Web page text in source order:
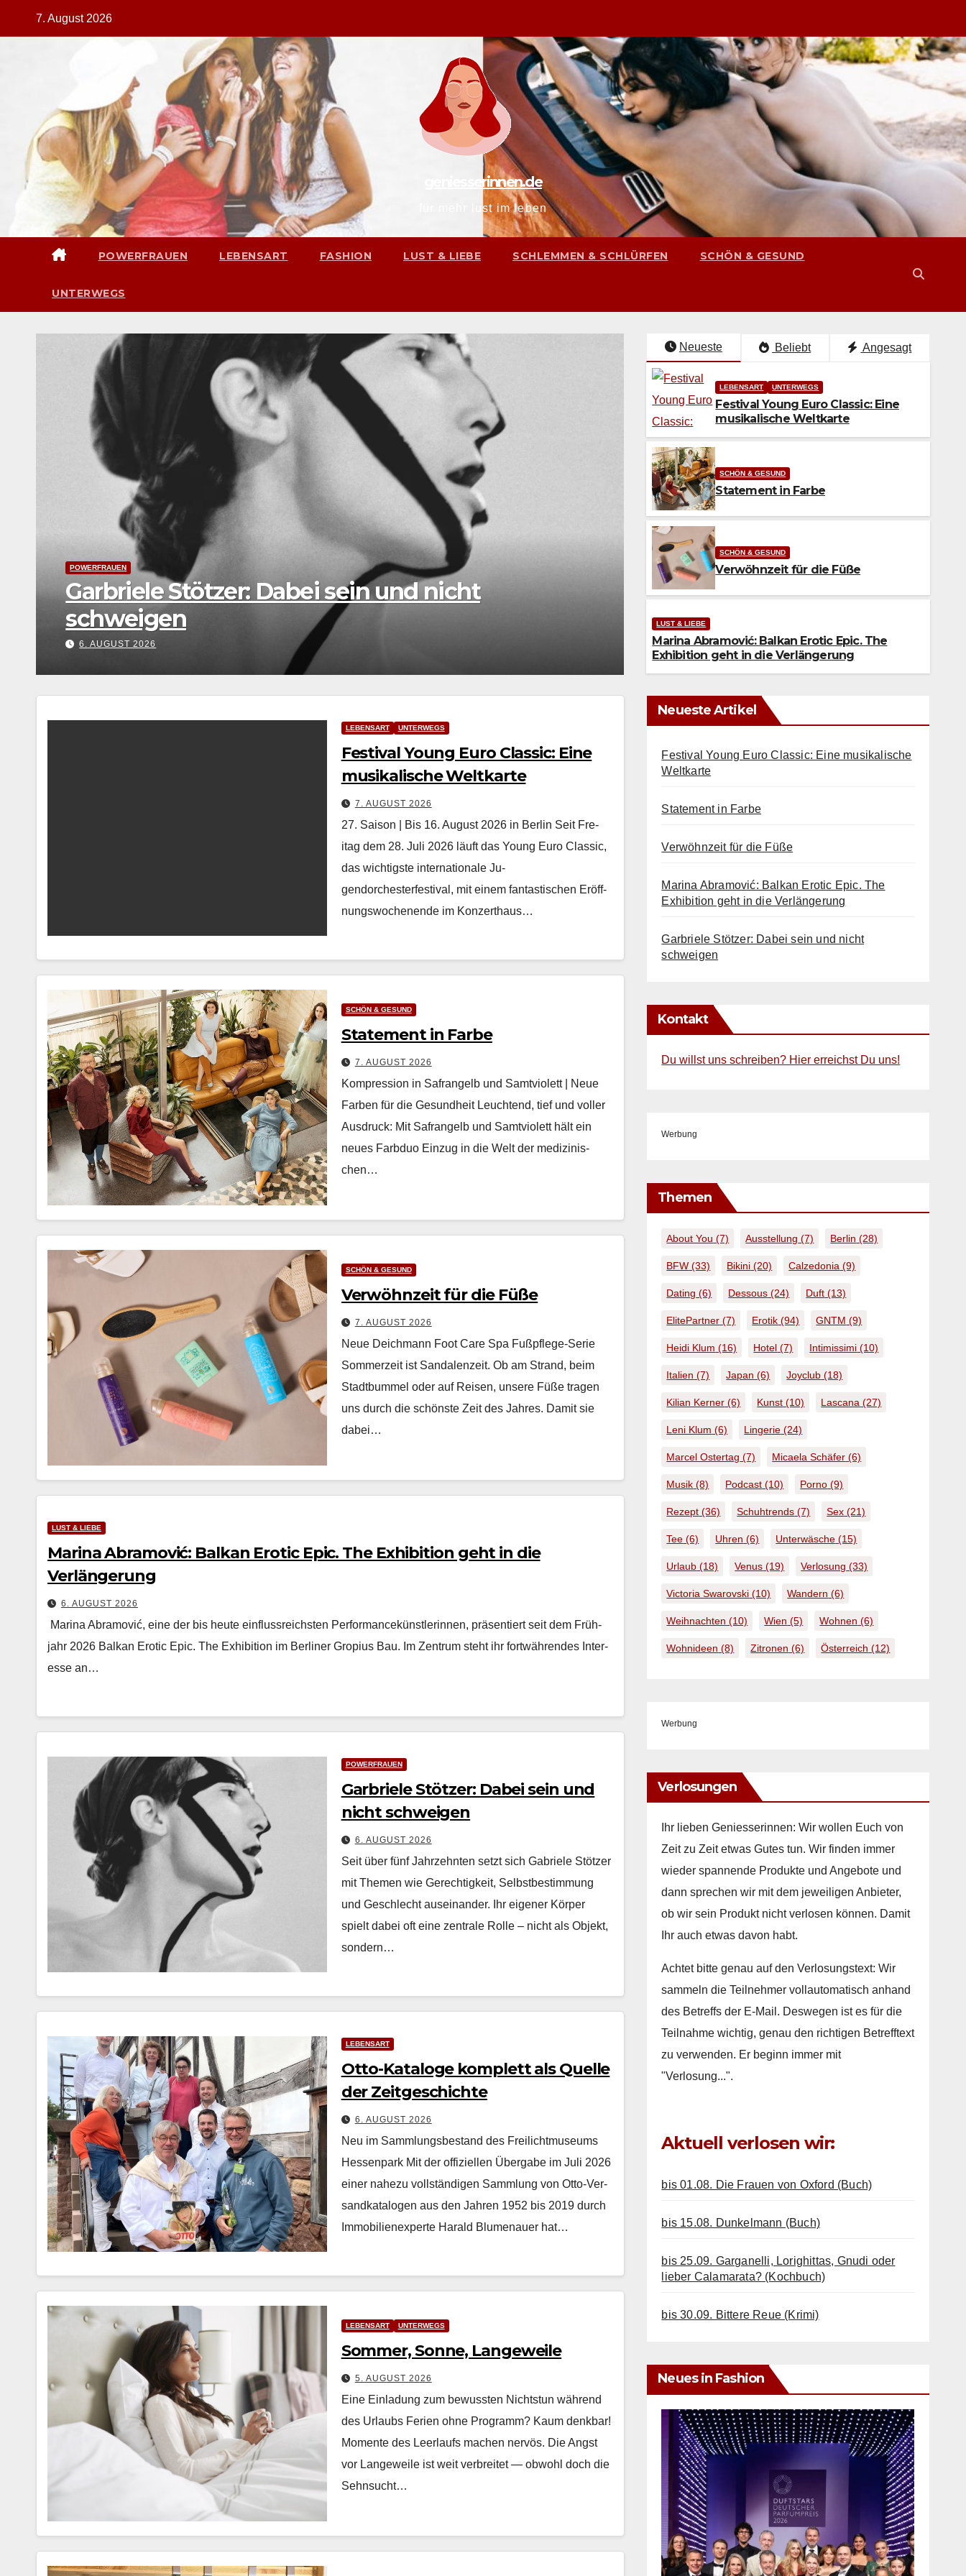
7. August 2026
geniesserinnen.de
für mehr lust im leben
POWERFRAUEN LEBENSART FASHION LUST & LIEBE SCHLEMMEN & SCHLÜRFEN SCHÖN & GESUND
UNTERWEGS
LEBENSART UNTERWEGS
Festival Young Euro Classic: Eine musikalische
Weltkarte
7. AUGUST 2026
SCHÖN & GESUND
Statement in Farbe
7. AUGUST 2026
Neueste Beliebt Angesagt
LEBENSART UNTERWEGS
Festival Young Euro Classic: Eine
musikalische Weltkarte
SCHÖN & GESUND
Statement in Farbe
SCHÖN & GESUND
Verwöhnzeit für die Füße
LUST & LIEBE
Marina Abramović: Balkan Erotic Epic. The
Exhibition geht in die Verlängerung
LEBENSART UNTERWEGS
Festival Young Euro Classic: Eine
musikalische Weltkarte
7. AUGUST 2026
27. Saison | Bis 16. August 2026 in Berlin Seit Fre­
itag dem 28. Juli 2026 läuft das Young Euro Clas­sic,
das wichtig­ste inter­na­tionale Ju­
gendorchesterfestival, mit einem fan­tastis­chen Eröff­
nungswoch­enende im Konz­erthaus…
SCHÖN & GESUND
Statement in Farbe
7. AUGUST 2026
Kompression in Safrangelb und Samtviolett | Neue
Farben für die Gesundheit Leuch­t­end, tief und voller
Aus­druck: Mit Safrangelb und Samtvi­o­lett hält ein
neues Farb­duo Einzug in die Welt der medi­zinis­
chen…
SCHÖN & GESUND
Verwöhnzeit für die Füße
7. AUGUST 2026
Neue Deichmann Foot Care Spa Fußpflege-Serie
Som­merzeit ist San­dalen­zeit. Ob am Strand, beim
Stadt­bum­mel oder auf Reisen, unsere Füße tra­gen
uns durch die schön­ste Zeit des Jahres. Damit sie
dabei…
LUST & LIEBE
Marina Abramović: Balkan Erotic Epic. The Exhibition geht in die
Verlängerung
6. AUGUST 2026
Mari­na Abramović, eine der bis heute ein­flussre­ich­sten Per­for­mancekün­st­lerin­nen, präsen­tiert seit dem Früh­
jahr 2026 Balkan Erot­ic Epic. The Exhi­bi­tion im Berlin­er Gropius Bau. Im Zen­trum ste­ht ihr fortwähren­des Inter­
esse an…
POWERFRAUEN
Garbriele Stötzer: Dabei sein und
nicht schweigen
6. AUGUST 2026
Seit über fünf Jahrzehn­ten set­zt sich Gabriele Stötzer
mit The­men wie Gerechtigkeit, Selb­st­bes­tim­mung
und Geschlecht auseinan­der. Ihr eigen­er Kör­p­er
spielt dabei oft eine zen­trale Rolle – nicht als Objekt,
son­dern…
LEBENSART
Otto-Kataloge komplett als Quelle
der Zeitgeschichte
6. AUGUST 2026
Neu im Sammlungsbestand des Freilichtmuseums
Hessenpark Mit der offiziellen Über­gabe im Juli 2026
ein­er nahezu voll­ständi­gen Samm­lung von Otto-Ver­
sand­kat­a­lo­gen aus den Jahren 1952 bis 2019 durch
Immo­bilienex­perte Har­ald Blu­me­nauer hat…
LEBENSART UNTERWEGS
Sommer, Sonne, Langeweile
5. AUGUST 2026
Eine Einladung zum bewussten Nichtstun während
des Urlaubs Ferien ohne Pro­gramm? Kaum denkbar!
Momente des Leer­laufs machen nervös. Die Angst
vor Langeweile ist weit ver­bre­it­et — obwohl doch die
Sehn­sucht…
Neueste Artikel
Festival Young Euro Classic: Eine musikalische
Weltkarte
Statement in Farbe
Verwöhnzeit für die Füße
Marina Abramović: Balkan Erotic Epic. The
Exhibition geht in die Verlängerung
Garbriele Stötzer: Dabei sein und nicht
schweigen
Kontakt
Du willst uns schreiben? Hier erreichst Du uns!
Werbung
Themen
About You (7) Ausstellung (7) Berlin (28)
BFW (33) Bikini (20) Calzedonia (9)
Dating (6) Dessous (24) Duft (13)
ElitePartner (7) Erotik (94) GNTM (9)
Heidi Klum (16) Hotel (7) Intimissimi (10)
Italien (7) Japan (6) Joyclub (18)
Kilian Kerner (6) Kunst (10) Lascana (27)
Leni Klum (6) Lingerie (24)
Marcel Ostertag (7) Micaela Schäfer (6)
Musik (8) Podcast (10) Porno (9)
Rezept (36) Schuhtrends (7) Sex (21)
Tee (6) Uhren (6) Unterwäsche (15)
Urlaub (18) Venus (19) Verlosung (33)
Victoria Swarovski (10) Wandern (6)
Weihnachten (10) Wien (5) Wohnen (6)
Wohnideen (8) Zitronen (6) Österreich (12)
Werbung
Verlosungen
Ihr lieben Geniesserinnen: Wir wollen Euch von
Zeit zu Zeit etwas Gutes tun. Wir finden immer
wieder spannende Produkte und Angebote und
dann sprechen wir mit dem jeweiligen Anbieter,
ob wir sein Produkt nicht verlosen können. Damit
Ihr auch etwas davon habt.
Achtet bitte genau auf den Verlosungstext: Wir
sammeln die Teilnehmer vollautomatisch anhand
des Betreffs der E-Mail. Deswegen ist es für die
Teilnahme wichtig, genau den richtigen Betrefftext
zu verwenden. Er beginn immer mit
"Verlosung...".
Aktuell verlosen wir:
bis 01.08. Die Frauen von Oxford (Buch)
bis 15.08. Dunkelmann (Buch)
bis 25.09. Garganelli, Lorighittas, Gnudi oder
lieber Calamarata? (Kochbuch)
bis 30.09. Bittere Reue (Krimi)
Neues in Fashion